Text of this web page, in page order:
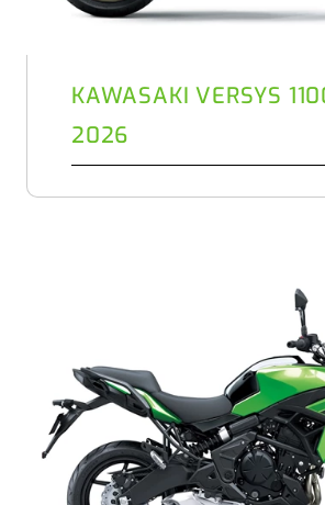
KAWASAKI VERSYS
2026